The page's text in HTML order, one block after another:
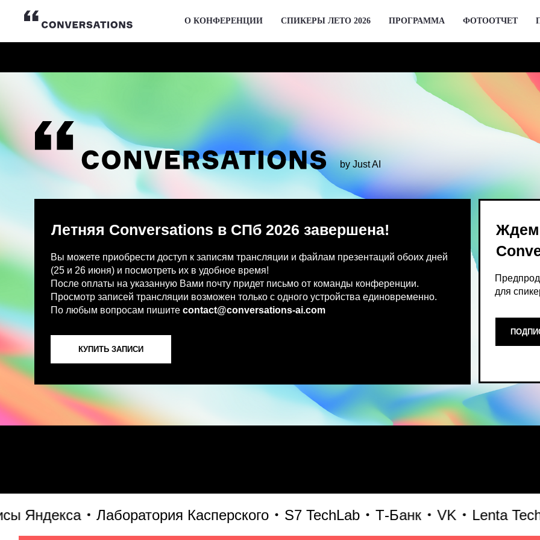
О КОНФЕРЕНЦИИ СПИКЕРЫ ЛЕТО 2026 ПРОГРАММА ФОТООТЧЕТ
by Just AI
Вы можете приобрести доступ к записям трансляции и файлам презентаций обоих дней
После оплаты на указанную Вами почту придет письмо от команды конференции.
Просмотр записей трансляции возможен только с одного устройства единовременно.
По любым вопросам пишите
contact@conversations-ai.co
Предпродажа билетов
для спикеров откроются
Ждем вас 2
КУПИТЬ ЗАПИСИ
ПОДПИСАТЬСЯ НА
Лаборатория Касперского S7 TechLab Т-Банк VK Lenta Tech
Место, где можно получить
что действительно работает и
генеративного AI прямо сейчас.